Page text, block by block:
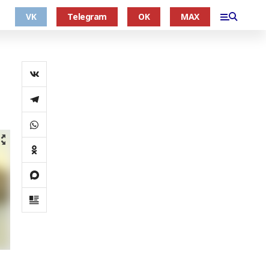
VK Telegram OK MAX